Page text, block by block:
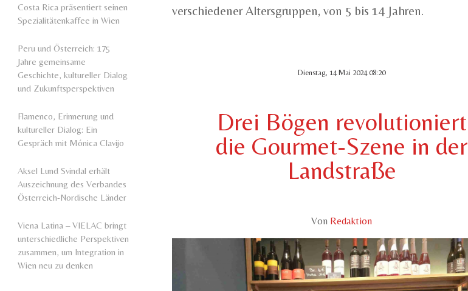
Costa Rica präsentiert seinen
Spezialitätenkaffee in Wien
Peru und Österreich: 175
Jahre gemeinsame
Geschichte, kultureller Dialog
und Zukunftsperspektiven
Flamenco, Erinnerung und
kultureller Dialog: Ein
Gespräch mit Mónica Clavijo
Aksel Lund Svindal erhält
Auszeichnung des Verbandes
Österreich-Nordische Länder
Viena Latina – VIELAC bringt
unterschiedliche Perspektiven
zusammen, um Integration in
Wien neu zu denken
verschiedener Altersgruppen, von 5 bis 14 Jahren.
Dienstag, 14 Mai 2024 08:20
Drei Bögen revolutioniert
die Gourmet-Szene in der
Landstraße
Von Redaktion